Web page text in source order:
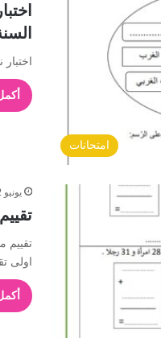
امتحانات
يونيو 2, 2022
تقييم
اولى